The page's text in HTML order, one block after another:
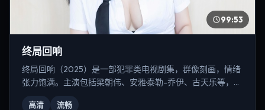
99:53
终局回响
终局回响（2025）是一部犯罪类电视剧集，群像刻画，情绪
张力饱满。主演包括梁朝伟、安雅·泰勒-乔伊、古天乐等，导
高清 流畅